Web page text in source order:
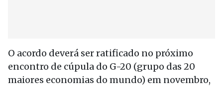
O acordo deverá ser ratificado no próximo
encontro de cúpula do G-20 (grupo das 20
maiores economias do mundo) em novembro,